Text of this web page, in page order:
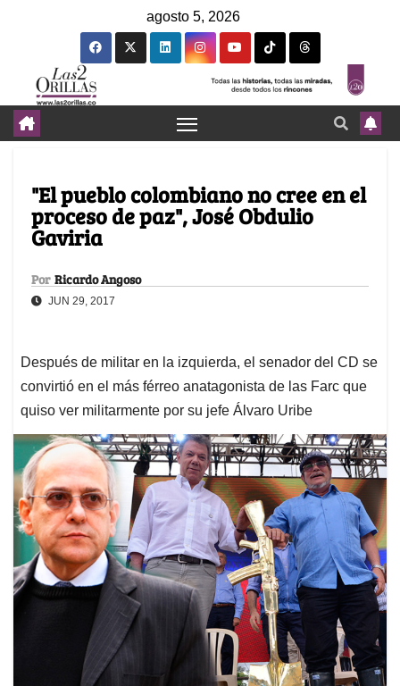
agosto 5, 2026
"El pueblo colombiano no cree en el
proceso de paz", José Obdulio
Gaviria
Por Ricardo Angoso
JUN 29, 2017
Después de militar en la izquierda, el senador del CD se
convirtió en el más férreo anatagonista de las Farc que
quiso ver militarmente por su jefe Álvaro Uribe